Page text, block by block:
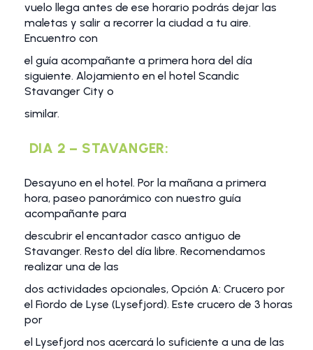
vuelo llega antes de ese horario podrás dejar las
maletas y salir a recorrer la ciudad a tu aire.
Encuentro con
el guía acompañante a primera hora del día
siguiente. Alojamiento en el hotel Scandic
Stavanger City o
similar.
DIA 2 – STAVANGER:
Desayuno en el hotel. Por la mañana a primera
hora, paseo panorámico con nuestro guía
acompañante para
descubrir el encantador casco antiguo de
Stavanger. Resto del día libre. Recomendamos
realizar una de las
dos actividades opcionales, Opción A: Crucero por
el Fiordo de Lyse (Lysefjord). Este crucero de 3 horas
por
el Lysefjord nos acercará lo suficiente a una de las